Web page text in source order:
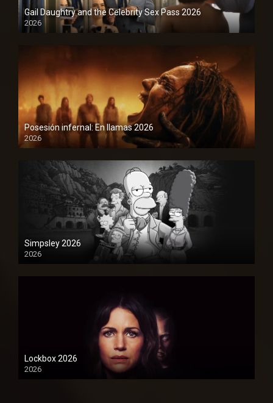
Gail Daughtry and the Celebrity Sex Pass 2026
2026
1080P
Posesión infernal: En llamas 2026
2026
1080P
Simpsley 2026
2026
1080P
Lockbox 2026
2026
1080P